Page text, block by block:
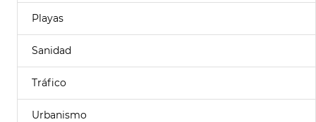
Playas
Sanidad
Tráfico
Urbanismo